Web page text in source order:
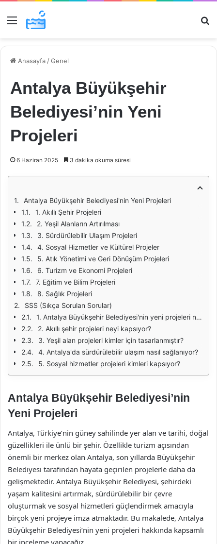
Menü
Anasayfa /Genel
Antalya Büyükşehir
Belediyesi’nin Yeni
Projeleri
6 Haziran 2025 3 dakika okuma süresi
Antalya Büyükşehir Belediyesi'nin Yeni Projeleri
1. Akıllı Şehir Projeleri
2. Yeşil Alanların Artırılması
3. Sürdürülebilir Ulaşım Projeleri
4. Sosyal Hizmetler ve Kültürel Projeler
5. Atık Yönetimi ve Geri Dönüşüm Projeleri
6. Turizm ve Ekonomi Projeleri
7. Eğitim ve Bilim Projeleri
8. Sağlık Projeleri
SSS (Sıkça Sorulan Sorular)
1. Antalya Büyükşehir Belediyesi'nin yeni projeleri nelerdir?
2. Akıllı şehir projeleri neyi kapsıyor?
3. Yeşil alan projeleri kimler için tasarlanmıştır?
4. Antalya'da sürdürülebilir ulaşım nasıl sağlanıyor?
5. Sosyal hizmetler projeleri kimleri kapsıyor?
Antalya Büyükşehir Belediyesi’nin
Yeni Projeleri
Antalya, Türkiye’nin güney sahilinde yer alan ve tarihi, doğal
güzellikleri ile ünlü bir şehir. Özellikle turizm açısından
önemli bir merkez olan Antalya, son yıllarda Büyükşehir
Belediyesi tarafından hayata geçirilen projelerle daha da
gelişmektedir. Antalya Büyükşehir Belediyesi, şehirdeki
yaşam kalitesini artırmak, sürdürülebilir bir çevre
oluşturmak ve sosyal hizmetleri güçlendirmek amacıyla
birçok yeni projeye imza atmaktadır. Bu makalede, Antalya
Büyükşehir Belediyesi’nin yeni projeleri hakkında kapsamlı
bir inceleme yapacağız.